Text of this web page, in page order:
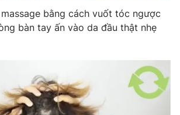
bằng cách vuốt tóc ngược
bàn tay ấn vào da đầu thật nhẹ